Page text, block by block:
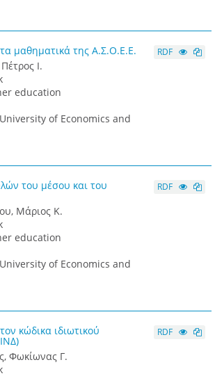
μαθηματικά της Α.Σ.Ο.Ε.Ε.
Ι.
education
of Economics and
RDF
του μέσου και του
Μάριος Κ.
education
of Economics and
RDF
κώδικα ιδιωτικού
Φωκίωνας Γ.
RDF